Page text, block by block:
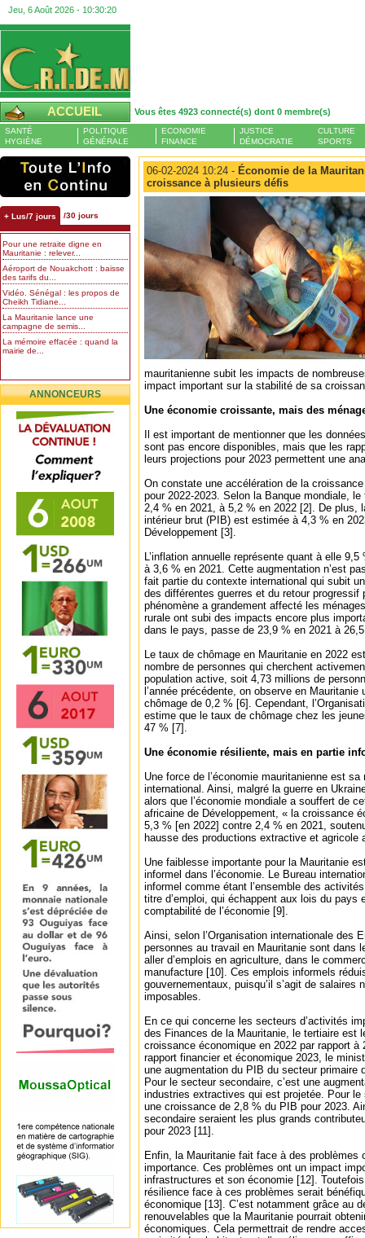
Jeu, 6 Août 2026 - 10:30:21
ACCUEIL Vous êtes 4923 connecté(s) dont 0 membre(s)
SANTÉ
HYGIÈNE
POLITIQUE
GÉNÉRALE
ECONOMIE
FINANCE
JUSTICE
DÉMOCRATIE
CULTURE
SPORTS
+ Lus/7 jours /30 jours
Pour une retraite digne en
Mauritanie : relever...
Aéroport de Nouakchott : baisse
des tarifs du...
Vidéo. Sénégal : les propos de
Cheikh Tidiane...
La Mauritanie lance une
campagne de semis...
La mémoire effacée : quand la
mairie de...
ANNONCEURS
06-02-2024 10:24 - Économie de la
croissance à plusieurs défis
mauritanienne subit les impacts de
impact important sur la stabilité de sa
Une économie croissante, mais des
Il est important de mentionner que les
sont pas encore disponibles, mais que les
leurs projections pour 2023 permettent une
On constate une accélération de la
pour 2022-2023. Selon la Banque mondiale,
2,4 % en 2021, à 5,2 % en 2022 [2]. De plus,
intérieur brut (PIB) est estimée à 4,3 % en
Développement [3].
L’inflation annuelle représente quant à elle
à 3,6 % en 2021. Cette augmentation n’est
fait partie du contexte international qui subit
des différentes guerres et du retour progressif
phénomène a grandement affecté les
rurale ont subi des impacts encore plus
dans le pays, passe de 23,9 % en 2021 à
Le taux de chômage en Mauritanie en 2022
nombre de personnes qui cherchent
population active, soit 4,73 millions de
l’année précédente, on observe en
chômage de 0,2 % [6]. Cependant,
estime que le taux de chômage chez les
47 % [7].
Une économie résiliente, mais en partie
Une force de l’économie mauritanienne est
international. Ainsi, malgré la guerre en
alors que l’économie mondiale a souffert de
africaine de Développement, « la croissance
5,3 % [en 2022] contre 2,4 % en 2021,
hausse des productions extractive et agricole
Une faiblesse importante pour la Mauritanie
informel dans l’économie. Le Bureau
informel comme étant l’ensemble des
titre d’emploi, qui échappent aux lois du pays
comptabilité de l’économie [9].
Ainsi, selon l’Organisation internationale des
personnes au travail en Mauritanie sont dans
aller d’emplois en agriculture, dans le
manufacture [10]. Ces emplois informels
gouvernementaux, puisqu’il s’agit de salaires
imposables.
En ce qui concerne les secteurs d’activités
des Finances de la Mauritanie, le tertiaire est
croissance économique en 2022 par rapport à
rapport financier et économique 2023, le
une augmentation du PIB du secteur primaire
Pour le secteur secondaire, c’est une
industries extractives qui est projetée. Pour
une croissance de 2,8 % du PIB pour 2023.
secondaire seraient les plus grands
pour 2023 [11].
Enfin, la Mauritanie fait face à des problèmes
importance. Ces problèmes ont un impact
infrastructures et son économie [12].
résilience face à ces problèmes serait
économique [13]. C’est notamment grâce au
renouvelables que la Mauritanie pourrait
économiques. Cela permettrait de rendre